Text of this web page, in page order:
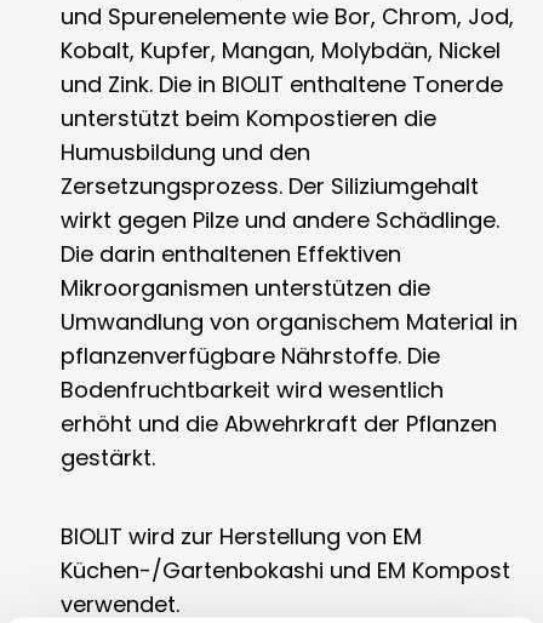
und Spurenelemente wie Bor, Chrom, Jod,
Kobalt, Kupfer, Mangan, Molybdän, Nickel
und Zink. Die in BIOLIT enthaltene Tonerde
unterstützt beim Kompostieren die
Humusbildung und den
Zersetzungsprozess. Der Siliziumgehalt
wirkt gegen Pilze und andere Schädlinge.
Die darin enthaltenen Effektiven
Mikroorganismen unterstützen die
Umwandlung von organischem Material in
pflanzenverfügbare Nährstoffe. Die
Bodenfruchtbarkeit wird wesentlich
erhöht und die Abwehrkraft der Pflanzen
gestärkt.
BIOLIT wird zur Herstellung von EM
Küchen-/Gartenbokashi und EM Kompost
verwendet.